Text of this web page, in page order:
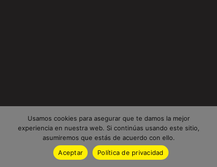
Usamos cookies para asegurar que te damos la mejor
experiencia en nuestra web. Si continúas usando este sitio,
asumiremos que estás de acuerdo con ello.
Aceptar
Política de privacidad